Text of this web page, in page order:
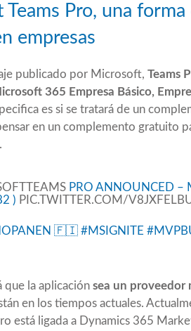
Pro, una
empresas
publicado por Microsoft, Teams
365 Empresa Básico,
es si se tratará de un
en un complemento gratuito
PRO ANNOUNCED –
) PIC.TWITTER.COM/
🇫🇮 #MSIGNITE
que la aplicación sea un proveedor
en los tiempos actuales.
está ligada a Dynamics 365